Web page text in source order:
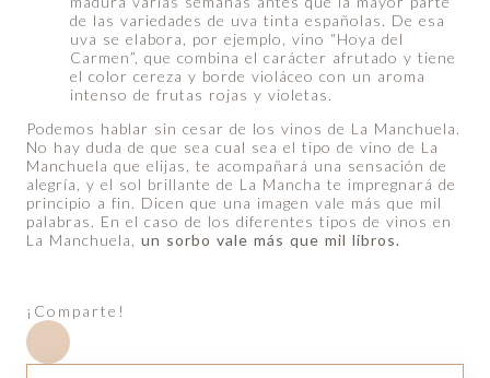
de las variedades de uva tinta españolas. De esa
uva se elabora, por ejemplo, vino “Hoya del
Carmen”, que combina el carácter afrutado y tiene
el color cereza y borde violáceo con un aroma
intenso de frutas rojas y violetas.
Podemos hablar sin cesar de los vinos de La Manchuela.
No hay duda de que sea cual sea el tipo de vino de La
Manchuela que elijas, te acompañará una sensación de
alegría, y el sol brillante de La Mancha te impregnará de
principio a fin. Dicen que una imagen vale más que mil
palabras. En el caso de los diferentes tipos de vinos en
La Manchuela, un sorbo vale más que mil libros.
¡Comparte!